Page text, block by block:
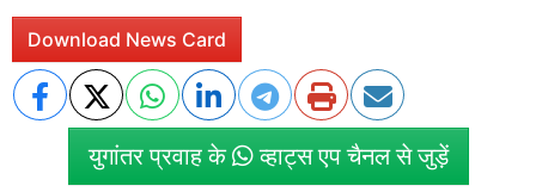
Download News Card
युगांतर प्रवाह के व्हाट्स एप चैनल से जुड़ें